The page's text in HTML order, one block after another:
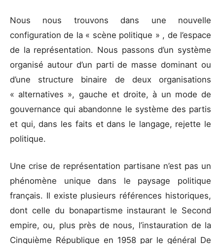
Nous nous trouvons dans une nouvelle
configuration de la « scène politique » , de l’espace
de la représentation. Nous passons d’un système
organisé autour d’un parti de masse dominant ou
d’une structure binaire de deux organisations
« alternatives », gauche et droite, à un mode de
gouvernance qui abandonne le système des partis
et qui, dans les faits et dans le langage, rejette le
politique.
Une crise de représentation partisane n’est pas un
phénomène unique dans le paysage politique
français. Il existe plusieurs références historiques,
dont celle du bonapartisme instaurant le Second
empire, ou, plus près de nous, l’instauration de la
Cinquième République en 1958 par le général De